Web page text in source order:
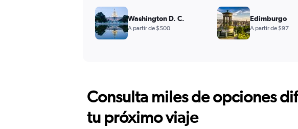
Washington D. C.
A partir de $500
Edimburgo
A partir de $97
Consulta miles de opciones
tu próximo viaje